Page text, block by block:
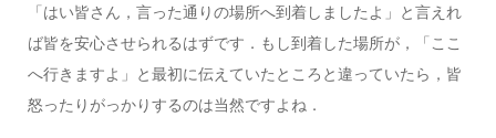
「はい皆さん，言った通りの場所へ到着しましたよ」と言えれ
ば皆を安心させられるはずです．もし到着した場所が，「ここ
へ行きますよ」と最初に伝えていたところと違っていたら，皆
怒ったりがっかりするのは当然ですよね．